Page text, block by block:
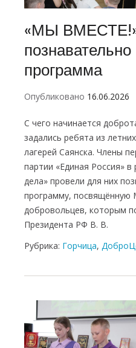
«МЫ
программа
Опубликовано 16.06.2026
С чего начинается
задались ребята из
лагерей Саянска. Члены
партии «Единая Россия»
дела» провели для них
программу, посвящённую
добровольцев, которым
Президента РФ В. В.
Рубрика: Горчица,